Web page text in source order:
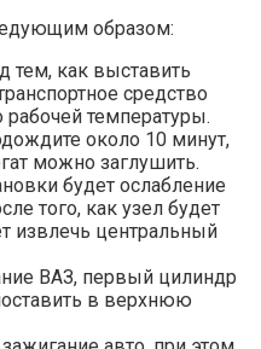
образом:
тем, как выставить
средство
температуры.
около 10 минут,
можно заглушить.
будет ослабление
того, как узел будет
извлечь центральный
ВАЗ, первый цилиндр
в верхнюю